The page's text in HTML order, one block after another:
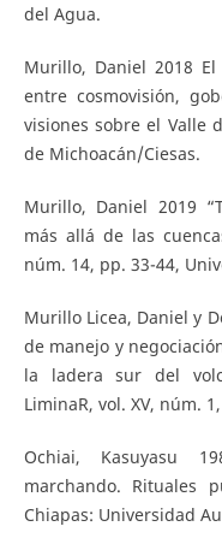
del Agua.
Murillo, Daniel 2018
entre cosmovisión,
visiones sobre el Valle
de Michoacán/Ciesas.
Murillo, Daniel 2019
más allá de las
núm. 14, pp. 33-44,
Murillo Licea, Daniel y
de manejo y
la ladera sur del
LiminaR, vol. XV, núm.
Ochiai, Kasuyasu
marchando. Rituales
Chiapas: Universidad